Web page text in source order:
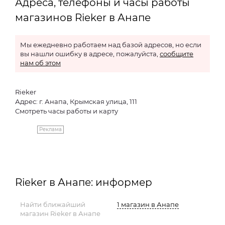
Адреса, телефоны и часы работы
магазинов Rieker в Анапе
Мы ежедневно работаем над базой адресов, но если
вы нашли ошибку в адресе, пожалуйста, сообщите
нам об этом
Rieker
Адрес: г. Анапа, Крымская улица, 111
Смотреть часы работы и карту
Реклама
Rieker в Анапе: информер
Найти ближайший
магазин Rieker в Анапе
1 магазин в Анапе